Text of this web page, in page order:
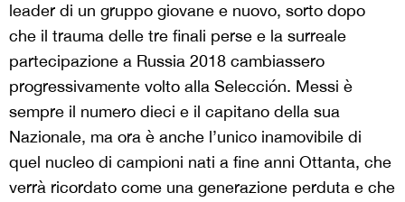
leader di un gruppo giovane e nuovo, sorto dopo
che il trauma delle tre finali perse e la surreale
partecipazione a Russia 2018 cambiassero
progressivamente volto alla Selección. Messi è
sempre il numero dieci e il capitano della sua
Nazionale, ma ora è anche l’unico inamovibile di
quel nucleo di campioni nati a fine anni Ottanta, che
verrà ricordato come una generazione perduta e che